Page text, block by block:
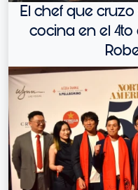
El chef que
cocina en el 4to